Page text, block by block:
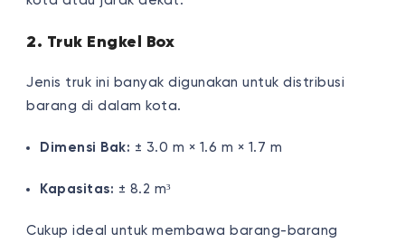
2. Truk Engkel Box
Jenis truk ini banyak digunakan untuk distribusi
barang di dalam kota.
Dimensi Bak: ± 3.0 m × 1.6 m × 1.7 m
Kapasitas: ± 8.2 m³
Cukup ideal untuk membawa barang-barang